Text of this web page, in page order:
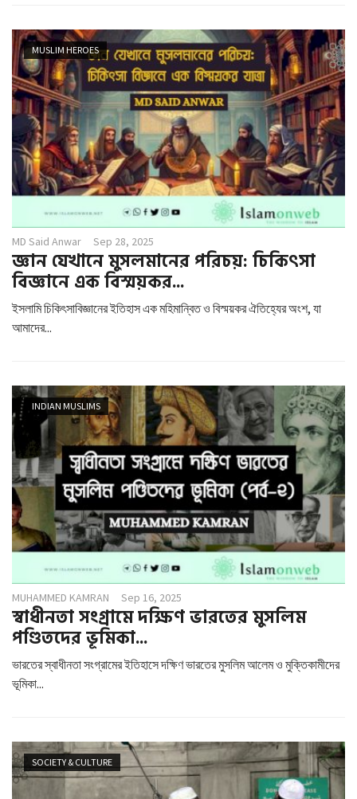
MUSLIM HEROES
MD Said Anwar Sep 28, 2025
জ্ঞান যেখানে মুসলমানের পরিচয়: চিকিৎসা
বিজ্ঞানে এক বিস্ময়কর...
ইসলামি চিকিৎসাবিজ্ঞানের ইতিহাস এক মহিমান্বিত ও বিস্ময়কর ঐতিহ্যের অংশ, যা
আমাদের...
INDIAN MUSLIMS
MUHAMMED KAMRAN Sep 16, 2025
স্বাধীনতা সংগ্রামে দক্ষিণ ভারতের মুসলিম
পণ্ডিতদের ভূমিকা...
ভারতের স্বাধীনতা সংগ্রামের ইতিহাসে দক্ষিণ ভারতের মুসলিম আলেম ও মুক্তিকামীদের
ভূমিকা...
SOCIETY & CULTURE